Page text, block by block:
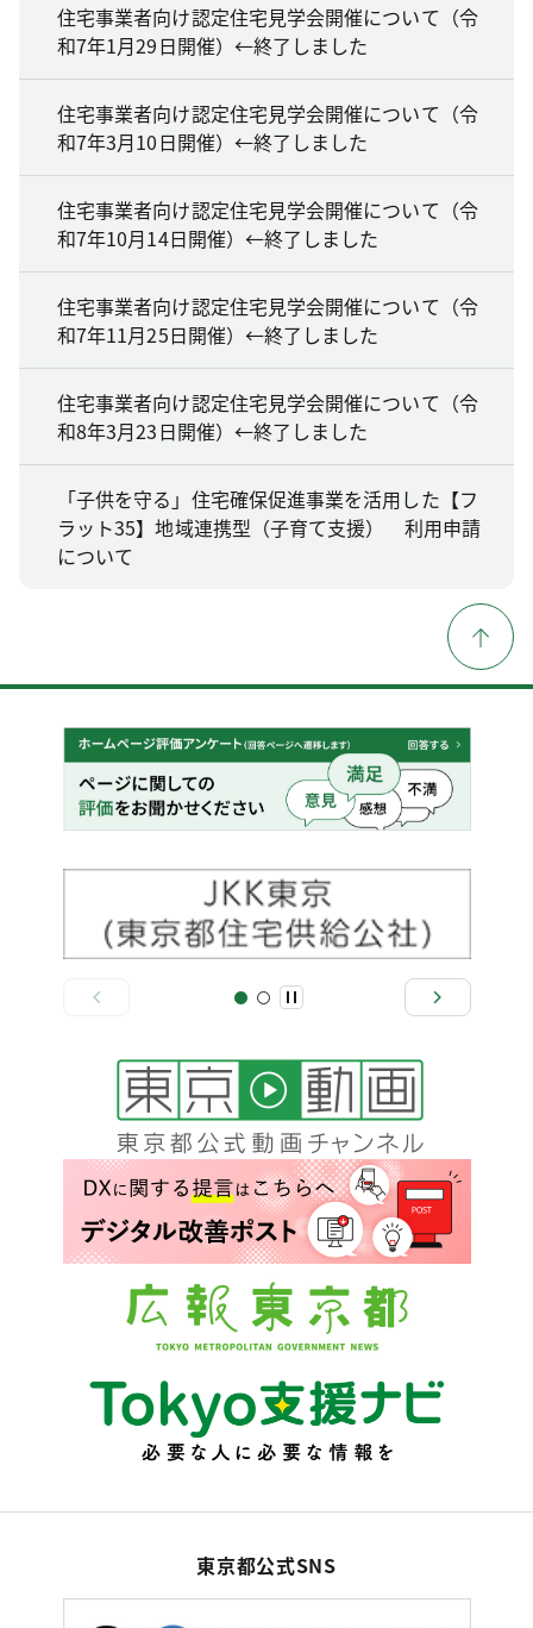
住宅事業者向け認定住宅見学会開催について（令
和7年1月29日開催）←終了しました
住宅事業者向け認定住宅見学会開催について（令
和7年3月10日開催）←終了しました
住宅事業者向け認定住宅見学会開催について（令
和7年10月14日開催）←終了しました
住宅事業者向け認定住宅見学会開催について（令
和7年11月25日開催）←終了しました
住宅事業者向け認定住宅見学会開催について（令
和8年3月23日開催）←終了しました
「子供を守る」住宅確保促進事業を活用した【フ
ラット35】地域連携型（子育て支援） 利用申請
について
東京都公式SNS